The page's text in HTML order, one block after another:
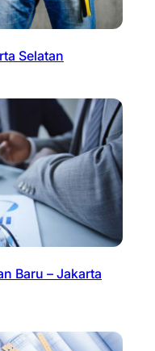
Selatan
Baru – Jakarta